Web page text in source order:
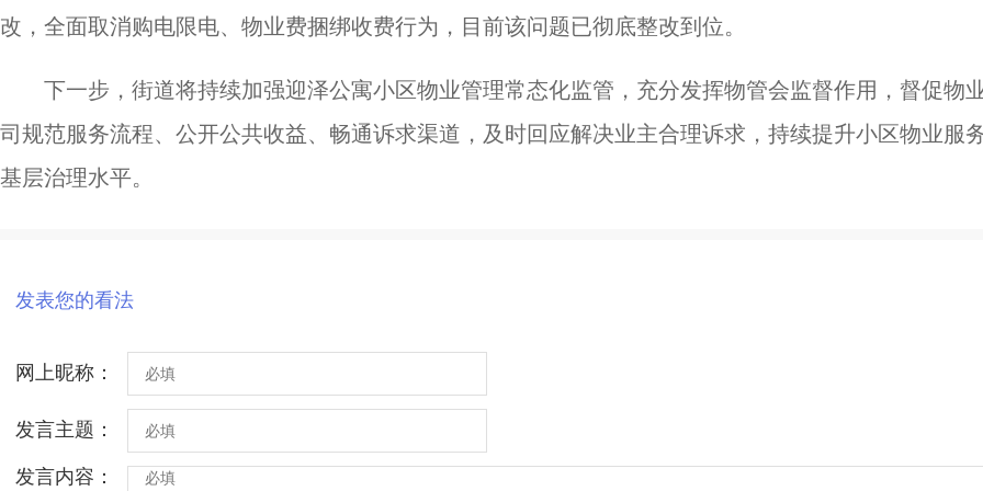
改，全面取消购电限电、物业费捆绑收费行为，目前该问题已彻底整改到位。
下一步，街道将持续加强迎泽公寓小区物业管理常态化监管，充分发挥物管会监督作用，督促物
司规范服务流程、公开公共收益、畅通诉求渠道，及时回应解决业主合理诉求，持续提升小区物业服
基层治理水平。
发表您的看法
网上昵称：
发言主题：
发言内容：